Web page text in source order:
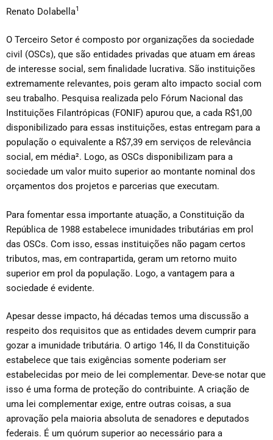
Renato Dolabella1
O Terceiro Setor é composto por organizações da sociedade
civil (OSCs), que são entidades privadas que atuam em áreas
de interesse social, sem finalidade lucrativa. São instituições
extremamente relevantes, pois geram alto impacto social com
seu trabalho. Pesquisa realizada pelo Fórum Nacional das
Instituições Filantrópicas (FONIF) apurou que, a cada R$1,00
disponibilizado para essas instituições, estas entregam para a
população o equivalente a R$7,39 em serviços de relevância
social, em média². Logo, as OSCs disponibilizam para a
sociedade um valor muito superior ao montante nominal dos
orçamentos dos projetos e parcerias que executam.
Para fomentar essa importante atuação, a Constituição da
República de 1988 estabelece imunidades tributárias em prol
das OSCs. Com isso, essas instituições não pagam certos
tributos, mas, em contrapartida, geram um retorno muito
superior em prol da população. Logo, a vantagem para a
sociedade é evidente.
Apesar desse impacto, há décadas temos uma discussão a
respeito dos requisitos que as entidades devem cumprir para
gozar a imunidade tributária. O artigo 146, II da Constituição
estabelece que tais exigências somente poderiam ser
estabelecidas por meio de lei complementar. Deve-se notar que
isso é uma forma de proteção do contribuinte. A criação de
uma lei complementar exige, entre outras coisas, a sua
aprovação pela maioria absoluta de senadores e deputados
federais. É um quórum superior ao necessário para a